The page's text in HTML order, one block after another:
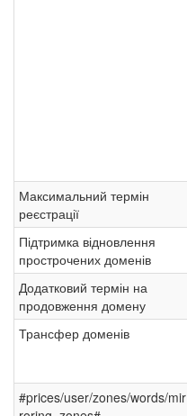
Максимальний термін
реєстрації
Підтримка відновлення
прострочених доменів
Додатковий термін на
продовження домену
Трансфер доменів
#prices/user/zones/words/mir